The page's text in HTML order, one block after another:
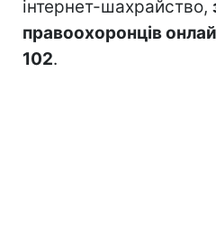
інтернет-шахрайство,
правоохоронців
102.